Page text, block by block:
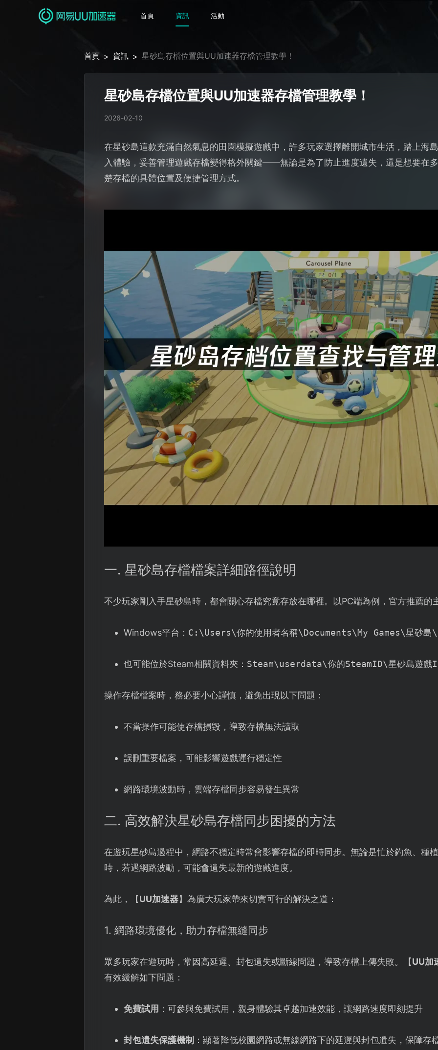
首頁 資訊 活動
首頁 > 資訊 > 星砂島存檔位置與UU加速器存檔管理教學！
星砂島存檔位置與UU加速器存檔管理教學！
2026-02-10
在星砂島這款充滿自然氣息的田園模擬遊戲中，許多玩家選擇離開城市生活，踏上海
入體驗，妥善管理遊戲存檔變得格外關鍵——無論是為了防止進度遺失，還是想要在
楚存檔的具體位置及便捷管理方式。
一. 星砂島存檔檔案詳細路徑說明
不少玩家剛入手星砂島時，都會關心存檔究竟存放在哪裡。以PC端為例，官方推薦的
Windows平台： C:\Users\你的使用者名稱\Documents\My Games\星砂島
也可能位於Steam相關資料夾： Steam\userdata\你的SteamID\星砂島遊
操作存檔檔案時，務必要小心謹慎，避免出現以下問題：
不當操作可能使存檔損毀，導致存檔無法讀取
誤刪重要檔案，可能影響遊戲運行穩定性
網路環境波動時，雲端存檔同步容易發生異常
二. 高效解決星砂島存檔同步困擾的方法
在遊玩星砂島過程中，網路不穩定時常會影響存檔的即時同步。無論是忙於釣魚、種
時，若遇網路波動，可能會遺失最新的遊戲進度。
為此，【UU加速器】為廣大玩家帶來切實可行的解決之道：
1. 網路環境優化，助力存檔無縫同步
眾多玩家在遊玩時，常因高延遲、封包遺失或斷線問題，導致存檔上傳失敗。【UU加
有效緩解如下問題：
免費試用 ：可參與免費試用，親身體驗其卓越加速效能，讓網路速度即刻提升
封包遺失保護機制 ：顯著降低校園網路或無線網路下的延遲與封包遺失，保障存